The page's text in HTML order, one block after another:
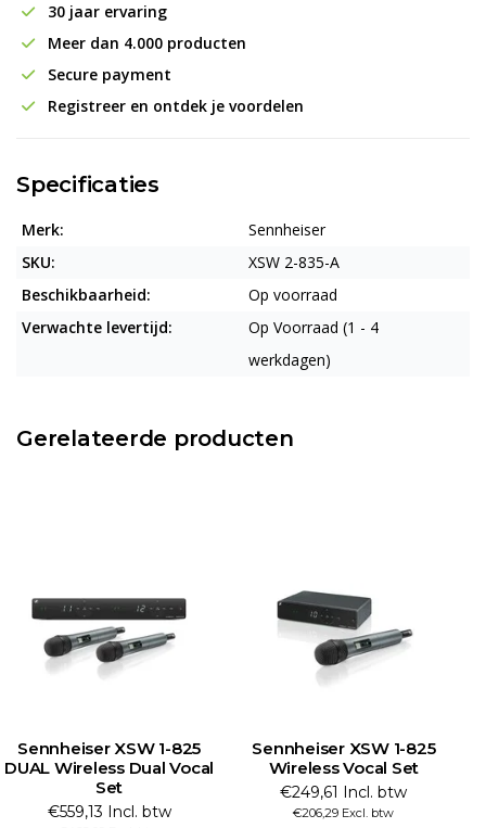
30 jaar ervaring
Meer dan 4.000 producten
Secure payment
Registreer en ontdek je voordelen
Specificaties
Merk:
Sennheiser
SKU:
XSW 2-835-A
Beschikbaarheid:
Op voorraad
Verwachte levertijd:
Op Voorraad (1 - 4
werkdagen)
Gerelateerde producten
1-825
Vocal
Sennheiser XSW 1-825
Wireless Vocal Set
€206,29 Excl. btw
Sennheiser
DUAL Wireless
€652,52 Incl.